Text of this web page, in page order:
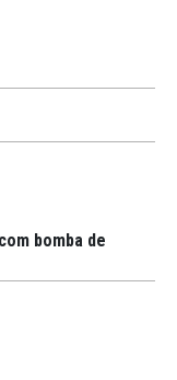
bomba de